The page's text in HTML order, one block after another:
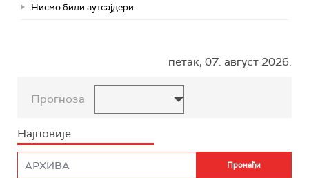
Нисмо били аутсајдери
петак, 07. август 2026.
Прогноза
Најновије